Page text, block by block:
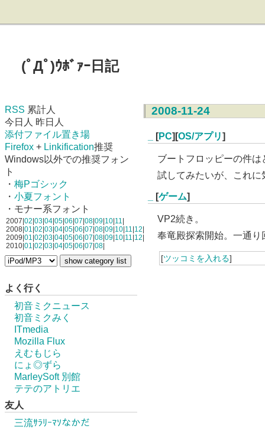
(ﾟДﾟ)ｳﾎﾞｧｰ日記
RSS 累計人
今日人 昨日人
添付ファイル置き場
Firefox + Linkification推奨
Windows以外での推奨フォン
ト
・ 梅Pゴシック
・ 小夏フォント
・モナー系フォント
2007| 02 03 04 05 06 07 08 09 10 11
2008| 01 02 03 04 05 06 07 08 09 10 11 12
2009| 01 02 03 04 05 06 07 08 09 10 11 12
2010| 01 02 03 04 05 06 07 08
よく行く
初音ミクニュース
初音ミクみく
ITmedia
Mozilla Flux
えむもじら
にょ◎ずら
MarleySoft 別館
テテのアトリエ
友人
三流ｻﾗﾘｰﾏｿなかだ
2008-11-24
[PC][OS/アプリ]
ブートフロッピーの件
試してみたいが、これ
[ゲーム]
VP2続き。
奉竜殿探索開始。一通
[ツッコミを入れる]